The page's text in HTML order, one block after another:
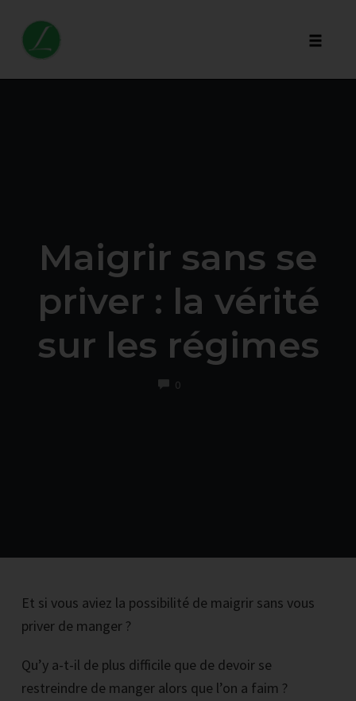
Maigrir sans se
priver : la vérité
sur les régimes
0COMMENTS
Et si vous aviez la possibilité de maigrir sans vous
priver de manger ?
Qu’y a-t-il de plus difficile que de devoir se
restreindre de manger alors que l’on a faim ?